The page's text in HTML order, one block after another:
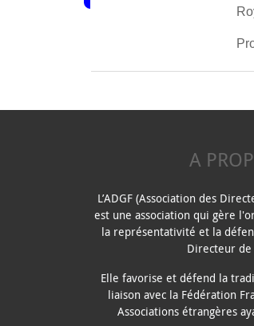
A
L’ADGF (Association des
est une association qui gère
la représentativité et la
Directeur de
Elle favorise et défend la
liaison avec la Fédération
Associations étrangères